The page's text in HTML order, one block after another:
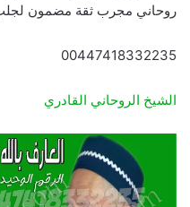
روحاني مجرب ثقة مضمون
00447418332235
الشيخ الروحاني القادري